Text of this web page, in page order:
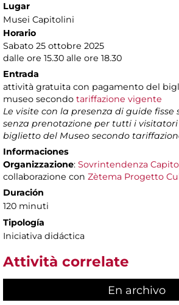
Lugar
Musei Capitolini
Horario
Sabato 25 ottobre 2025
dalle ore 15.30 alle ore 18.30
Entrada
attività gratuita con pagamento del
museo secondo tariffazione vigente
Le visite con la presenza di guide fisse
senza prenotazione per tutti i
biglietto del Museo secondo
Informaciones
Organizzazione: Sovrintendenza
collaborazione con Zètema Progetto
Duración
120 minuti
Tipología
Iniciativa didáctica
Attività correlate
En archivo